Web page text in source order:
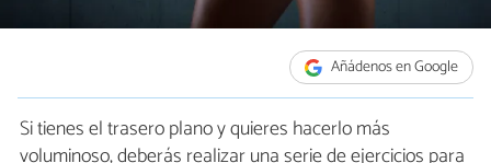
Añádenos en Google
Si tienes el trasero plano y quieres hacerlo más